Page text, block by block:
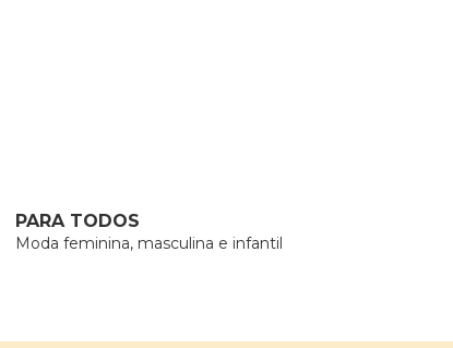
PARA TODOS
Moda feminina, masculina e infantil